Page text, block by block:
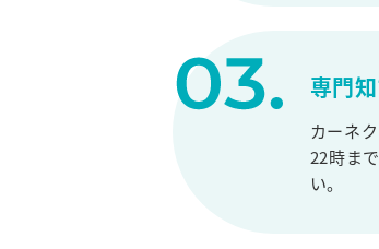
専門
カーネ
22時ま
い。